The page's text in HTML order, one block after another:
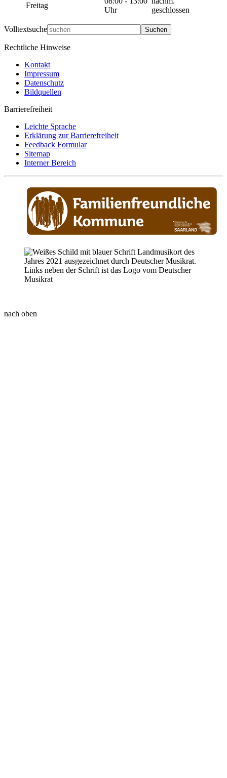
Freitag
Uhr
geschlossen
Volltextsuche Suchen
Rechtliche Hinweise
Kontakt
Impressum
Datenschutz
Bildquellen
Barrierefreiheit
Leichte Sprache
Erklärung zur Barrierefreiheit
Feedback Formular
Sitemap
Interner Bereich
nach oben